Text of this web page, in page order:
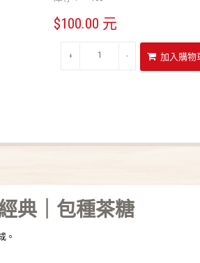
$100.00 元
+ -
典｜包種茶糖
。